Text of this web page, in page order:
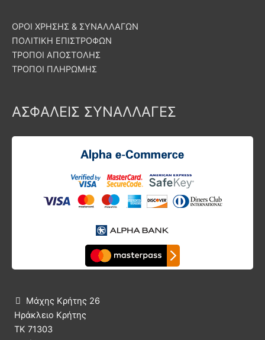
ΟΡΟΙ ΧΡΗΣΗΣ & ΣΥΝΑΛΛΑΓΩΝ
ΠΟΛΙΤΙΚΗ ΕΠΙΣΤΡΟΦΩΝ
ΤΡΟΠΟΙ ΑΠΟΣΤΟΛΗΣ
ΤΡΟΠΟΙ ΠΛΗΡΩΜΗΣ
ΑΣΦΑΛΕΙΣ ΣΥΝΑΛΛΑΓΕΣ

Μάχης Κρήτης 26
Ηράκλειο Κρήτης
ΤΚ 71303